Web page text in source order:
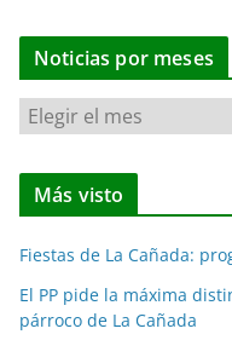
Noticias por meses
N
o
t
i
a
s
Más visto
Fiestas de La Cañada:
El PP pide la máxima
párroco de La Cañada